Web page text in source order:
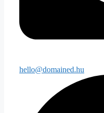
hello@domained.hu